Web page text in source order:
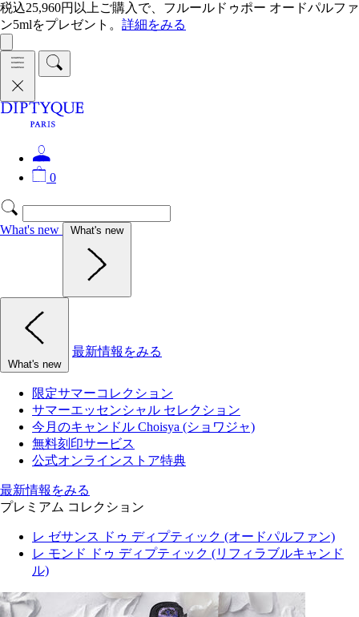
税込25,960円以上ご購入で、フルールドゥポー オードパルファ
ン5mlをプレゼント。 詳細をみる
0
What's new What's new
What's new
最新情報をみる
限定サマーコレクション
サマーエッセンシャル セレクション
今月のキャンドル Choisya (ショワジャ)
無料刻印サービス
公式オンラインストア特典
最新情報をみる
プレミアム コレクション
レ ゼサンス ドゥ ディプティック (オードパルファン)
レ モンド ドゥ ディプティック (リフィラブルキャンド
ル)